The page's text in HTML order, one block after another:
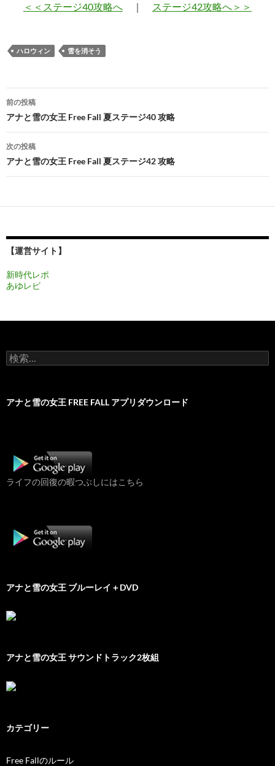
＜＜ステージ40攻略へ ｜ ステージ42攻略へ＞＞
ハロウィン 雪を消そう
投
稿
ナ
ビ
ゲ
ー
ョ
ン
前の投稿
アナと雪の女王 Free Fall 夏ステージ40 攻略
次の投稿
アナと雪の女王 Free Fall 夏ステージ42 攻略
【運営サイト】
新時代レポ
あゆレビ
検
索:
アナと雪の女王 FREE FALL アプリダウンロード
ライフの回復の暇つぶしにはこちら
アナと雪の女王 ブルーレイ＋DVD
アナと雪の女王 サウンドトラック2枚組
カテゴリー
Free Fallのルール